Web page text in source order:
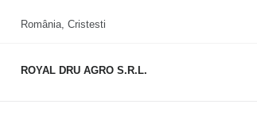
România, Cristesti
ROYAL DRU AGRO S.R.L.